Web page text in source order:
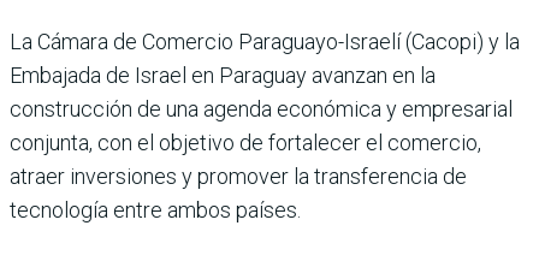
La Cámara de Comer­cio Paraguayo-Israelí (Cacopi) y la
Embajada de Israel en Paraguay avan­zan en la
construcción de una agenda económica y empre­sarial
conjunta, con el obje­tivo de fortalecer el comercio,
atraer inversiones y promover la transferencia de
tecnología entre ambos países.